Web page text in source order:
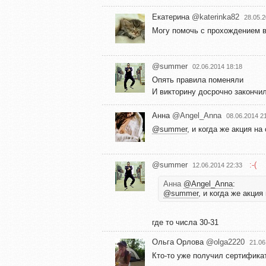
Екатерина @katerinka82
Могу помочь с прохождением
@summer 02.06.2014 18:18
Опять правила поменяли
И викторину досрочно
Анна @Angel_Anna 08.06.2014
@summer, и когда же акция
@summer 12.06.2014 22:33 :-(
Анна @Angel_Anna:
@summer, и когда же
где то числа 30-31
Ольга Орлова @olga2220
Кто-то уже получил